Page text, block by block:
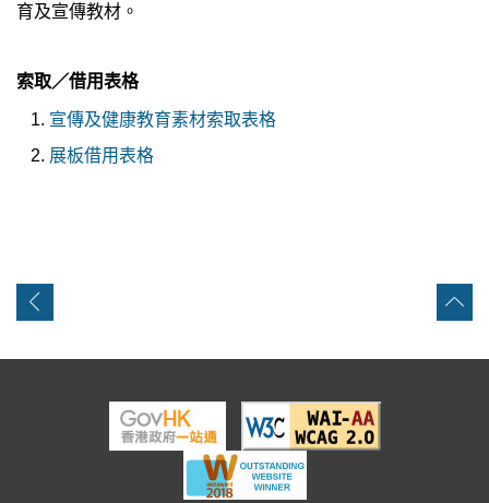
育及宣傳教材。
索取／借用表格
宣傳及健康教育素材索取表格
展板借用表格